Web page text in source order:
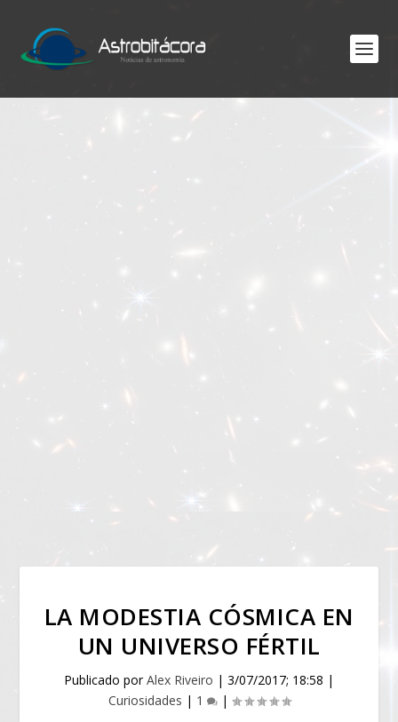
LA MODESTIA CÓSMICA EN
UN UNIVERSO FÉRTIL
Publicado porAlex Riveiro | 3/07/2017; 18:58 |
Curiosidades | 1 |